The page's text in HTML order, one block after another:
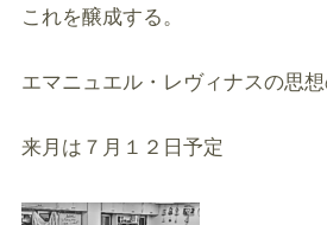
これを醸成する。
エマニュエル・レヴィナスの思想
来月は７月１２日予定